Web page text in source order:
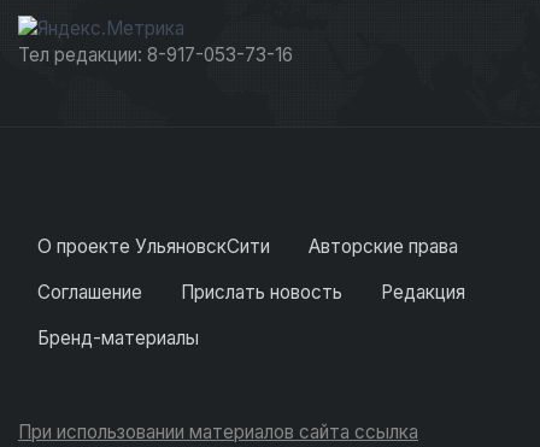
Тел редакции: 8-917-053-73-16
О проекте УльяновскСити
Авторские права
Соглашение
Прислать новость
Редакция
Бренд-материалы
При использовании материалов сайта ссылка